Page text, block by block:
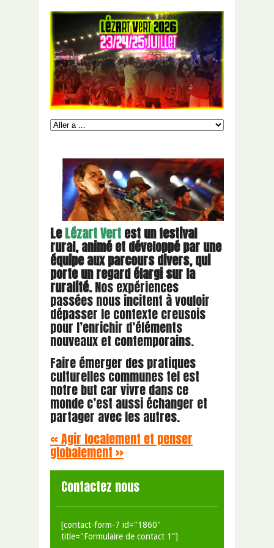
LeLézart Vertest un festival
rural, animé et développé par une
équipe aux parcours divers,qui
porte un regard élargi sur la
ruralité.Nos expériences
passées nous incitent à vouloir
dépasser le contexte creusois
pour l’enrichir d’éléments
nouveaux et contemporains.
Faire émerger des pratiques
culturelles communes tel est
notre but car vivre dans ce
monde c’est aussi échanger et
partager avec les autres.
« Agir localement et penser
globalement »
Contactez nous
[contact-form-7 id="1860"
title="Formulaire de contact 1"]